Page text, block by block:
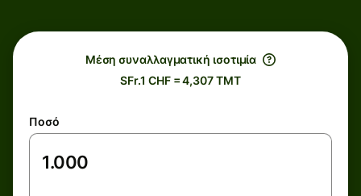
Μέση συναλλαγματική ισοτιμία
SFr.1 CHF = 4,307 TMT
Ποσό